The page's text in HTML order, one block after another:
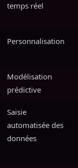
temps réel
Personnalisation
Modélisation
prédictive
Saisie
automatisée des
données